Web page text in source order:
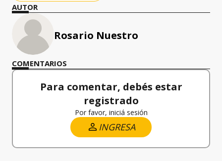
AUTOR
Rosario Nuestro
COMENTARIOS
Para comentar, debés estar
registrado
Por favor, iniciá sesión
INGRESA